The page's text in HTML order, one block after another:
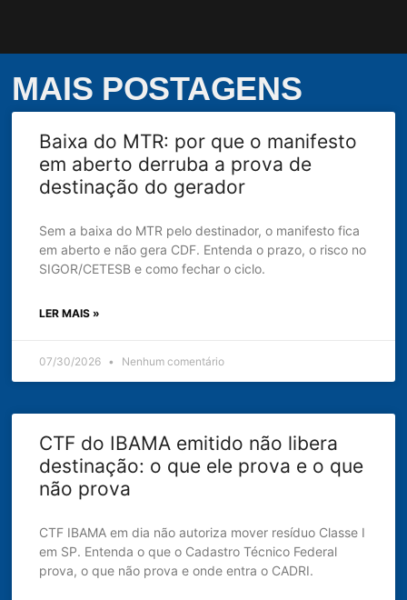
MAIS POSTAGENS
Baixa do MTR: por que o manifesto
em aberto derruba a prova de
destinação do gerador
Sem a baixa do MTR pelo destinador, o manifesto fica
em aberto e não gera CDF. Entenda o prazo, o risco no
SIGOR/CETESB e como fechar o ciclo.
LER MAIS »
07/30/2026 Nenhum comentário
CTF do IBAMA emitido não libera
destinação: o que ele prova e o que
não prova
CTF IBAMA em dia não autoriza mover resíduo Classe I
em SP. Entenda o que o Cadastro Técnico Federal
prova, o que não prova e onde entra o CADRI.